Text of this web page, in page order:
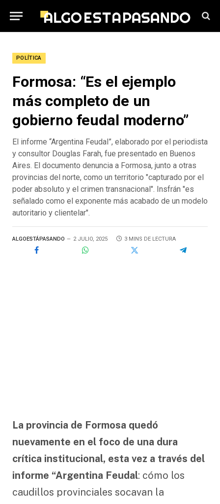
POLÍTICA
Formosa: “Es el ejemplo
más completo de un
gobierno feudal moderno”
El informe “Argentina Feudal”, elaborado por el periodista
y consultor Douglas Farah, fue presentado en Buenos
Aires. El documento denuncia a Formosa, junto a otras
provincias del norte, como un territorio "capturado por el
poder absoluto y el crimen transnacional". Insfrán "es
señalado como el exponente más acabado de un modelo
autoritario y clientelar".
ALGOESTÁPASANDO 2 JULIO, 2025 3 MINS DE LECTURA
La provincia de Formosa quedó
nuevamente en el foco de una dura
crítica institucional, esta vez a través del
informe “Argentina Feudal: cómo los
caudillos provinciales socavan la